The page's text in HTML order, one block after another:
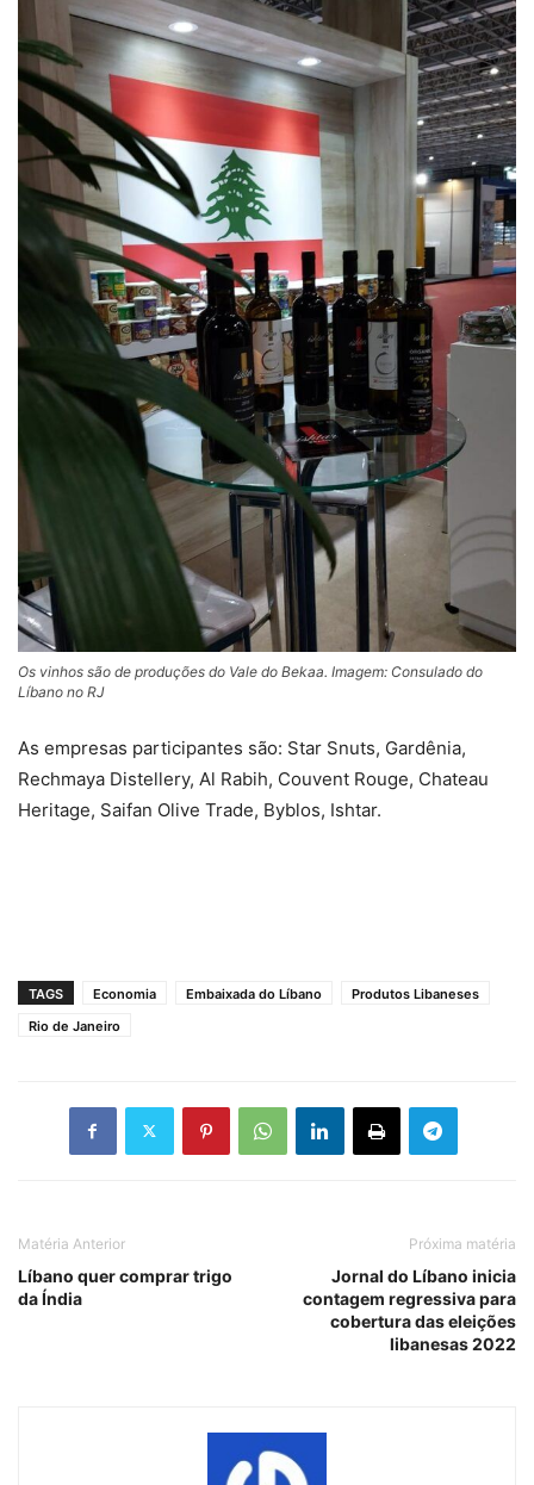
Os vinhos são de produções do Vale do Bekaa. Imagem: Consulado do
Líbano no RJ
As empresas participantes são: Star Snuts, Gardênia,
Rechmaya Distellery, Al Rabih, Couvent Rouge, Chateau
Heritage, Saifan Olive Trade, Byblos, Ishtar.
TAGS Economia Embaixada do Líbano
Produtos Libaneses
Rio de Janeiro
Matéria Anterior
Líbano quer comprar trigo
da Índia
Próxima matéria
Jornal do Líbano inicia
contagem regressiva para
cobertura das eleições
libanesas 2022